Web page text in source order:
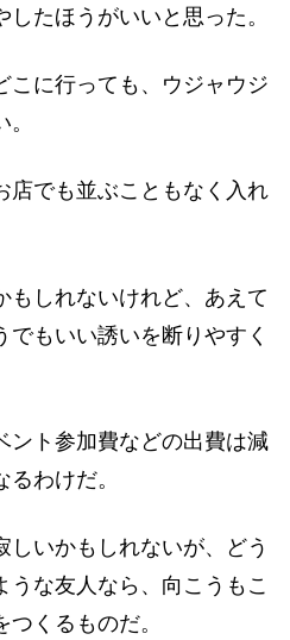
たほうがいいと思った。
こに行っても、ウジャウジ
店でも並ぶこともなく入れ
もしれないけれど、あえて
もいい誘いを断りやすく
ント参加費などの出費は減
わけだ。
しいかもしれないが、どう
うな友人なら、向こうもこ
くるものだ。